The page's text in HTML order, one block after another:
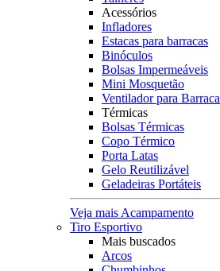
Acessórios
Infladores
Estacas para barracas
Binóculos
Bolsas Impermeáveis
Mini Mosquetão
Ventilador para Barraca
Térmicas
Bolsas Térmicas
Copo Térmico
Porta Latas
Gelo Reutilizável
Geladeiras Portáteis
Veja mais Acampamento
Tiro Esportivo
Mais buscados
Arcos